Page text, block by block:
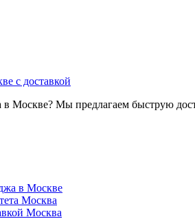
с доставкой
Москве? Мы предлагаем быструю
в Москве
Москва
Москва